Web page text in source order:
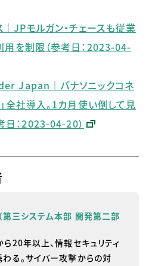
JPモルガン・チェースも従業
を制限（参考日：2023-04-
Japan｜パナソニックコネ
社導入。1カ月使い倒して見
日：2023-04-20）
第三システム本部 開発第二部
20年以上、情報セキュリティ
る。サイバー攻撃からの対